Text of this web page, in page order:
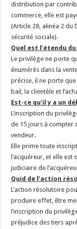
distribution par
commerce, elle est
(Article 28, alinéa 2 du
sécurité sociale).
Quel est l’étendu
Le privilège ne porte
énumérés dans la
précise, il ne porte
bail, la clientèle et
Est-ce qu’il y a un
L’inscription du
de 15 jours à compter
vendeur.
Elle prime toute
l’acquéreur, et elle
judiciaire de
Quid de l’action
L’action résolutoire
produire effet, être
l’inscription du
préjudice des tiers